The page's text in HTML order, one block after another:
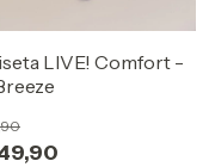
LIVE! Comfort -